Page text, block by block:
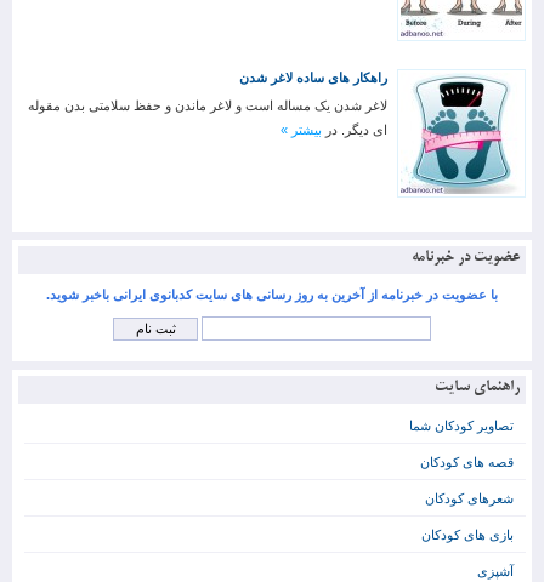
راهکار های ساده لاغر شدن
لاغر شدن یک مساله است و لاغر ماندن و حفظ سلامتی بدن مقوله
ای دیگر. در بیشتر »
عضویت در خبرنامه
با عضویت در خبرنامه از آخرین به روز رسانی های سایت کدبانوی ایرانی باخبر شوید.
راهنمای سایت
تصاویر کودکان شما
قصه های کودکان
شعرهای کودکان
بازی های کودکان
آشپزی